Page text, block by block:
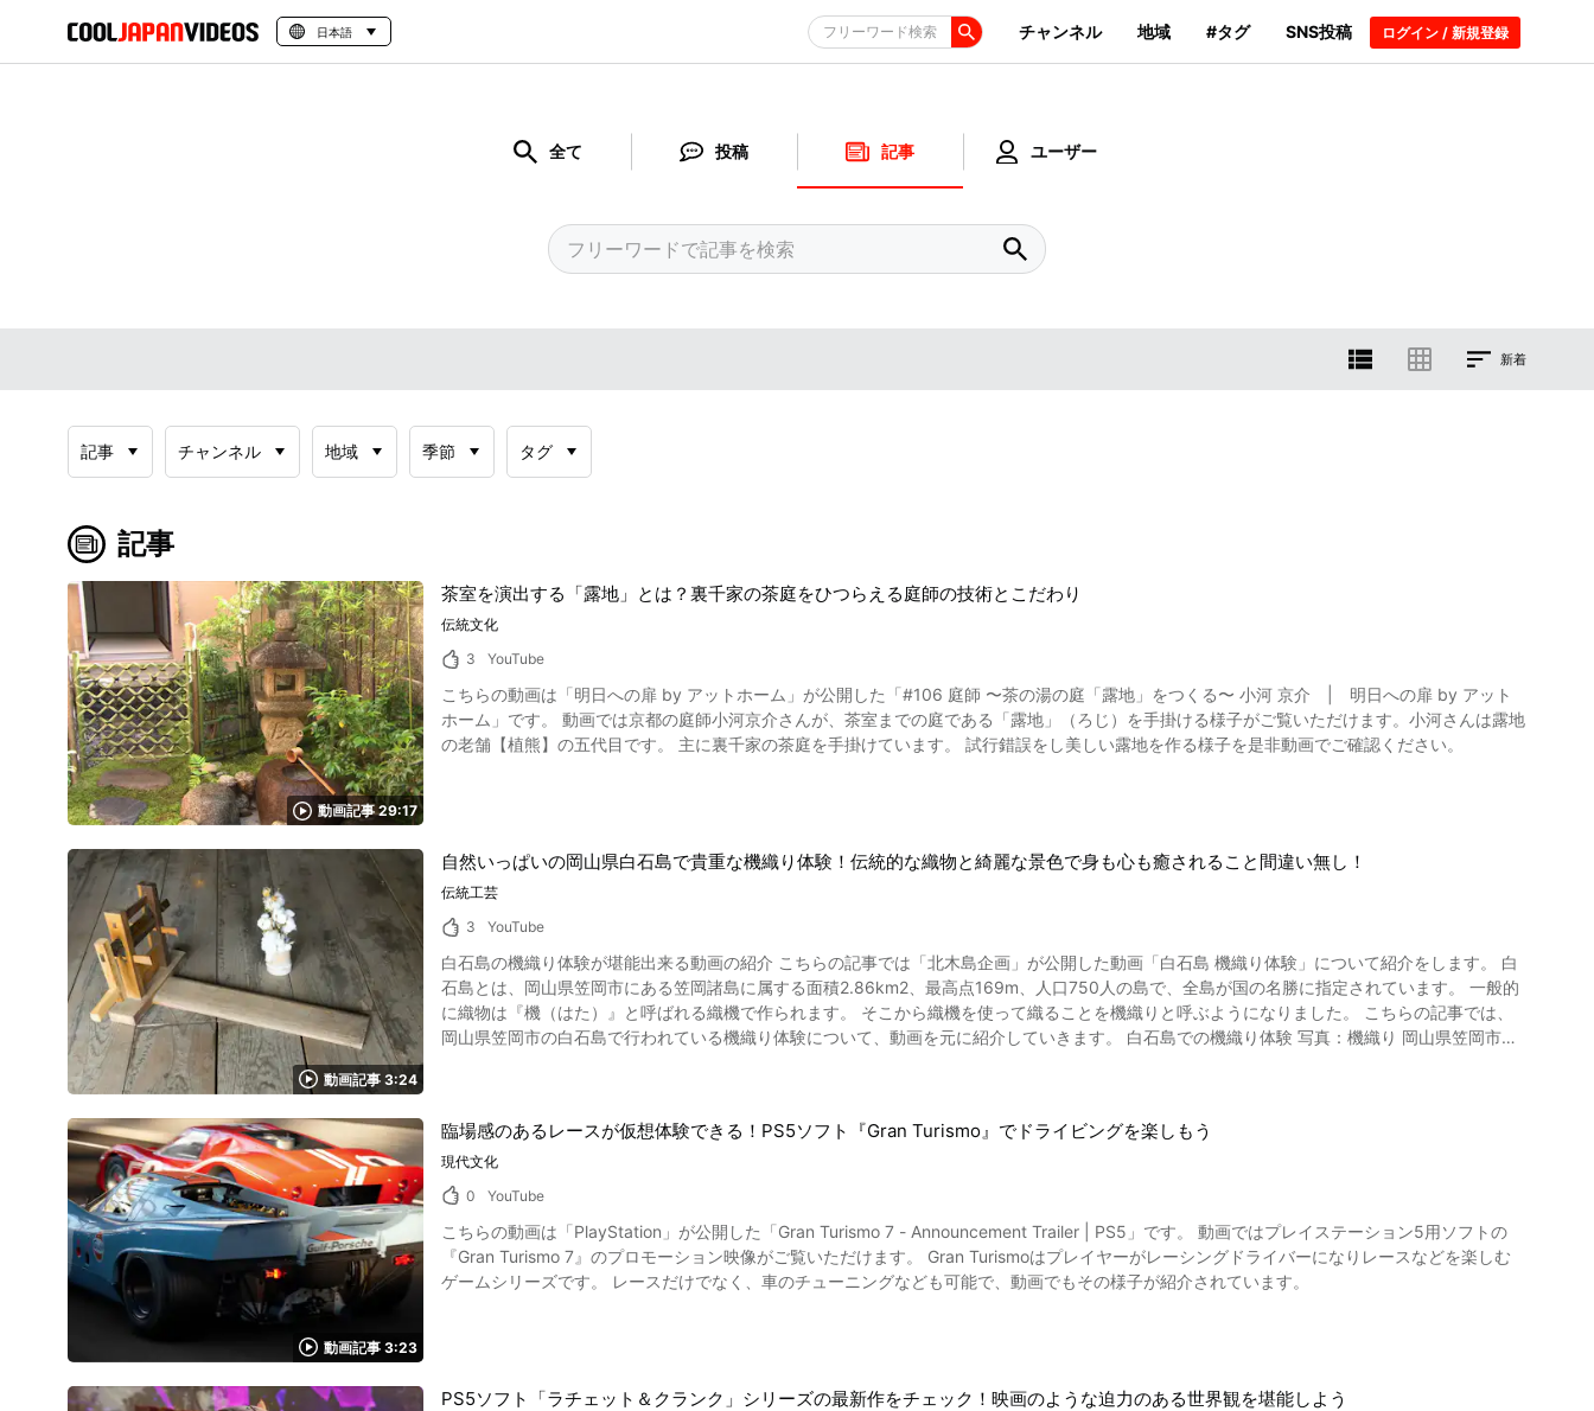
日本語 フリーワード検索 チャンネル 地域 #タグ SNS投稿 ログイン / 新規登録
全て 投稿 記事 ユーザー
新着
記事 チャンネル 地域 季節 タグ
記事
動画記事 29:17
茶室を演出する「露地」とは？裏千家の茶庭をひつらえる庭師の技術とこだわり
伝統文化
3
YouTube
こちらの動画は「明日への扉 by アットホーム」が公開した「#106 庭師 〜茶の湯の庭「露地」をつくる〜 小河 京介 | 明日への扉 by アット
ホーム」です。 動画では京都の庭師小河京介さんが、茶室までの庭である「露地」（ろじ）を手掛ける様子がご覧いただけます。小河さんは露地
の老舗【植熊】の五代目です。 主に裏千家の茶庭を手掛けています。 試行錯誤をし美しい露地を作る様子を是非動画でご確認ください。
動画記事 3:24
自然いっぱいの岡山県白石島で貴重な機織り体験！伝統的な織物と綺麗な景色で身も心も癒されること間違い無し！
伝統工芸
3
YouTube
白石島の機織り体験が堪能出来る動画の紹介 こちらの記事では「北木島企画」が公開した動画「白石島 機織り体験」について紹介をします。 白
石島とは、岡山県笠岡市にある笠岡諸島に属する面積2.86km2、最高点169m、人口750人の島で、全島が国の名勝に指定されています。 一般的
に織物は『機（はた）』と呼ばれる織機で作られます。 そこから織機を使って織ることを機織りと呼ぶようになりました。 こちらの記事では、
岡山県笠岡市の白石島で行われている機織り体験について、動画を元に紹介していきます。 白石島での機織り体験 写真：機織り 岡山県笠岡市の
色をしており、動画の2:05で紹介されているように、たまねぎや紅花、柿渋や桜に加えて栗も染色に使用されています。 基本的にお客さんとし
てではなく、機織りの体験者を対等の立場として迎え入れて、自由にして頂き、機織りをマスターしたい希望を叶えるといったスタンスで運営さ
れています。 そんな白石島で行われている機織り教室の気になる料金ですが、白石公民館では500円で参加することが出来るので、興味がある方
はぜひ伺ってみてはいかがでしょうか？ 白石島での機織り体験についてまとめ 写真：岡山県笠岡市・白石島の海岸 機織り体験だけでなく、自然
をいっぱいに楽しむことが出来ることで有名な白石島。 動画で紹介されている日本が誇る伝統的な織物の他にも、綺麗な景色は外国人観光客の方
も十分に楽しめます。 海水浴場も充実しているので、ぜひ暖かい夏の時期に訪れてみてはいかがでしょうか？ 【公式ホームページ】北木島企画
https://www.kitagishima.com/
動画記事 3:23
臨場感のあるレースが仮想体験できる！PS5ソフト『Gran Turismo』でドライビングを楽しもう
現代文化
0
YouTube
こちらの動画は「PlayStation」が公開した「Gran Turismo 7 - Announcement Trailer | PS5」です。 動画ではプレイステーション5用ソフトの
『Gran Turismo 7』のプロモーション映像がご覧いただけます。 Gran Turismoはプレイヤーがレーシングドライバーになりレースなどを楽しむ
ゲームシリーズです。 レースだけでなく、車のチューニングなども可能で、動画でもその様子が紹介されています。
PS5ソフト「ラチェット＆クランク」シリーズの最新作をチェック！映画のような迫力のある世界観を堪能しよう